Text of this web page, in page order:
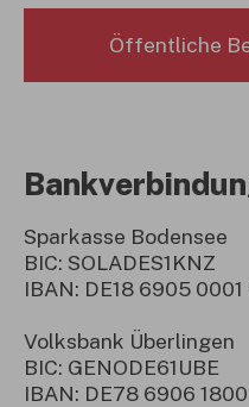
Öffentliche
Sparkasse Bodensee
BIC: SOLADES1KNZ
IBAN: DE18 6905
Volksbank Überlingen
BIC: GENODE61UBE
IBAN: DE78 6906